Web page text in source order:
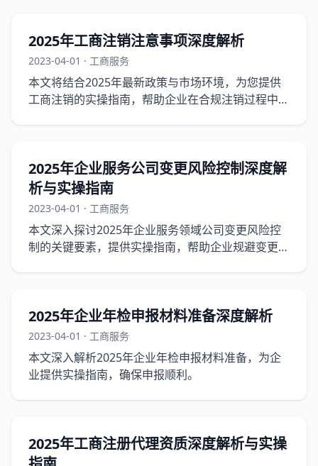
2025年工商注销注意事项深度解析
2023-04-01 · 工商服务
本文将结合2025年最新政策与市场环境，为您提供
工商注销的实操指南，帮助企业在合规注销过程中避
2025年企业服务公司变更风险控制深度解
析与实操指南
2023-04-01 · 工商服务
本文深入探讨2025年企业服务领域公司变更风险控
制的关键要素，提供实操指南，帮助企业规避变更过
2025年企业年检申报材料准备深度解析
2023-04-01 · 工商服务
本文深入解析2025年企业年检申报材料准备，为企
业提供实操指南，确保申报顺利。
2025年工商注册代理资质深度解析与实操